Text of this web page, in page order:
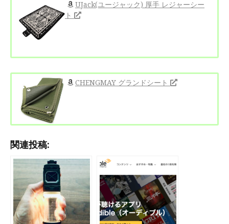
UJack(ユージャック) 厚手 レジャーシー
ト
CHENGMAY グランドシート
関連投稿: